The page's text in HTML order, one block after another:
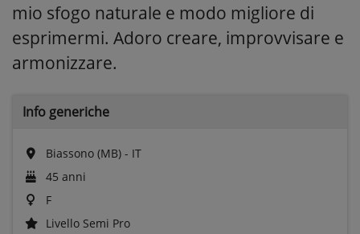
mio sfogo naturale e modo migliore di
esprimermi. Adoro creare, improvvisare e
armonizzare.
Info generiche
Biassono (MB) - IT
45 anni
F
Livello Semi Pro